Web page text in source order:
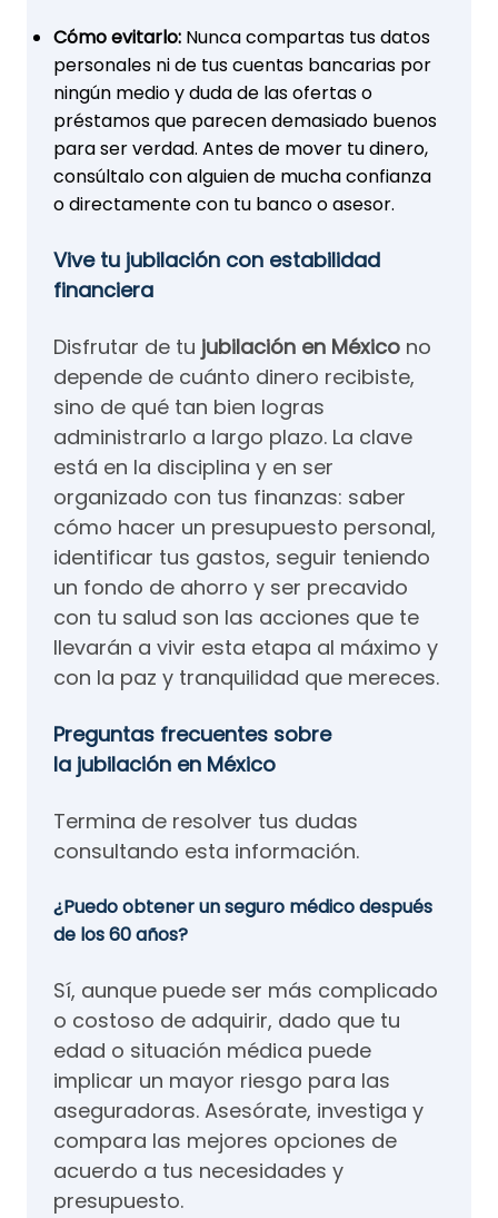
Cómo evitarlo: Nunca compartas tus datos
personales ni de tus cuentas bancarias por
ningún medio y duda de las ofertas o
préstamos que parecen demasiado buenos
para ser verdad. Antes de mover tu dinero,
consúltalo con alguien de mucha confianza
o directamente con tu banco o asesor.
Vive tu jubilación con estabilidad
financiera
Disfrutar de tu jubilación en México no
depende de cuánto dinero recibiste,
sino de qué tan bien logras
administrarlo a largo plazo. La clave
está en la disciplina y en ser
organizado con tus finanzas: saber
cómo hacer un presupuesto personal,
identificar tus gastos, seguir teniendo
un fondo de ahorro y ser precavido
con tu salud son las acciones que te
llevarán a vivir esta etapa al máximo y
con la paz y tranquilidad que mereces.
Preguntas frecuentes sobre
la jubilación en México
Termina de resolver tus dudas
consultando esta información.
¿Puedo obtener un seguro médico después
de los 60 años?
Sí, aunque puede ser más complicado
o costoso de adquirir, dado que tu
edad o situación médica puede
implicar un mayor riesgo para las
aseguradoras. Asesórate, investiga y
compara las mejores opciones de
acuerdo a tus necesidades y
presupuesto.